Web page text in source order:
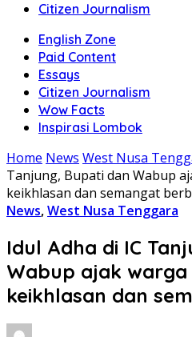
Citizen Journalism
English Zone
Paid Content
Essays
Citizen Journalism
Wow Facts
Inspirasi Lombok
Home News West Nusa
Tanjung, Bupati dan Wabup
keikhlasan dan semangat
News,West Nusa Tenggara
Idul Adha di IC
Wabup ajak
keikhlasan dan